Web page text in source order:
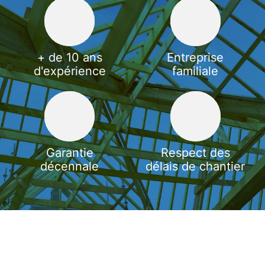
+ de 10 ans
d'expérience
Entreprise
familiale
Garantie
décennale
Respect des
délais de chantier